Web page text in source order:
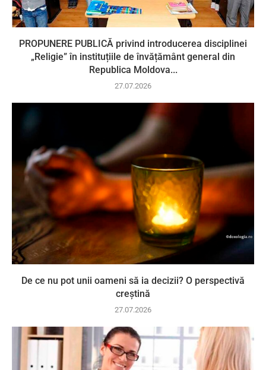
PROPUNERE PUBLICĂ privind introducerea disciplinei
„Religie” în instituțiile de învățământ general din
Republica Moldova...
27.07.2026
De ce nu pot unii oameni să ia decizii? O perspectivă
creștină
27.07.2026